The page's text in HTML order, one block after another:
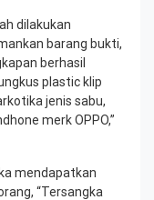
dilakukan
barang bukti,
berhasil
plastic klip
jenis sabu,
merk OPPO,”
mendapatkan
“Tersangka